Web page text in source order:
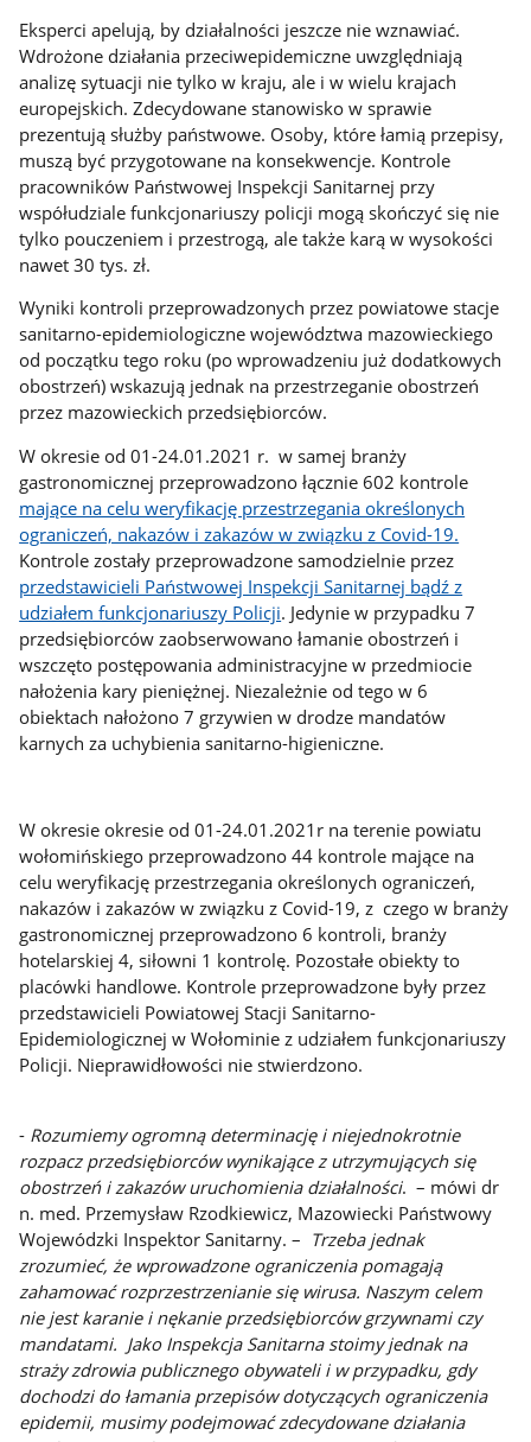
Eksperci apelują, by działalności jeszcze nie wznawiać.
Wdrożone działania przeciwepidemiczne uwzględniają
analizę sytuacji nie tylko w kraju, ale i w wielu krajach
europejskich. Zdecydowane stanowisko w sprawie
prezentują służby państwowe. Osoby, które łamią przepisy,
muszą być przygotowane na konsekwencje. Kontrole
pracowników Państwowej Inspekcji Sanitarnej przy
współudziale funkcjonariuszy policji mogą skończyć się nie
tylko pouczeniem i przestrogą, ale także karą w wysokości
nawet 30 tys. zł.
Wyniki kontroli przeprowadzonych przez powiatowe stacje
sanitarno-epidemiologiczne województwa mazowieckiego
od początku tego roku (po wprowadzeniu już dodatkowych
obostrzeń) wskazują jednak na przestrzeganie obostrzeń
przez mazowieckich przedsiębiorców.
W okresie od 01-24.01.2021 r. w samej branży
gastronomicznej przeprowadzono łącznie 602 kontrole
mające na celu weryfikację przestrzegania określonych
ograniczeń, nakazów i zakazów w związku z Covid-19.
Kontrole zostały przeprowadzone samodzielnie przez
przedstawicieli Państwowej Inspekcji Sanitarnej bądź z
udziałem funkcjonariuszy Policji. Jedynie w przypadku 7
przedsiębiorców zaobserwowano łamanie obostrzeń i
wszczęto postępowania administracyjne w przedmiocie
nałożenia kary pieniężnej. Niezależnie od tego w 6
obiektach nałożono 7 grzywien w drodze mandatów
karnych za uchybienia sanitarno-higieniczne.
W okresie okresie od 01-24.01.2021r na terenie powiatu
wołomińskiego przeprowadzono 44 kontrole mające na
celu weryfikację przestrzegania określonych ograniczeń,
nakazów i zakazów w związku z Covid-19, z czego w branży
gastronomicznej przeprowadzono 6 kontroli, branży
hotelarskiej 4, siłowni 1 kontrolę. Pozostałe obiekty to
placówki handlowe. Kontrole przeprowadzone były przez
przedstawicieli Powiatowej Stacji Sanitarno-
Epidemiologicznej w Wołominie z udziałem funkcjonariuszy
Policji. Nieprawidłowości nie stwierdzono.
- Rozumiemy ogromną determinację i niejednokrotnie
rozpacz przedsiębiorców wynikające z utrzymujących się
obostrzeń i zakazów uruchomienia działalności. – mówi dr
n. med. Przemysław Rzodkiewicz, Mazowiecki Państwowy
Wojewódzki Inspektor Sanitarny. – Trzeba jednak
zrozumieć, że wprowadzone ograniczenia pomagają
zahamować rozprzestrzenianie się wirusa. Naszym celem
nie jest karanie i nękanie przedsiębiorców grzywnami czy
mandatami. Jako Inspekcja Sanitarna stoimy jednak na
straży zdrowia publicznego obywateli i w przypadku, gdy
dochodzi do łamania przepisów dotyczących ograniczenia
epidemii, musimy podejmować zdecydowane działania